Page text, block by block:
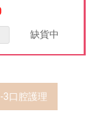
缺貨中
3口腔護理